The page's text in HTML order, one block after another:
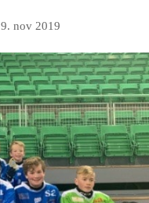
9. nov 2019